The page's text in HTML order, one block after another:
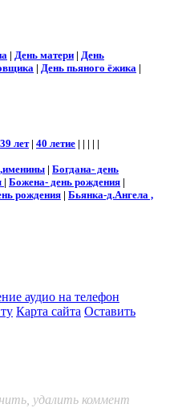
| День матери | День
| День пьяного ёжика |
39 лет| 40 летие | | | | |
| Богдана- день
| Божена- день рождения |
рождения | Бьянка-д.Ангела ,
Карта сайта Оставить
удалить коммент